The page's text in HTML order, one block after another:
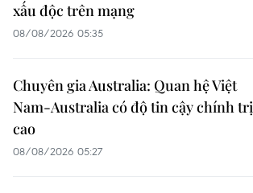
xấu độc trên mạng
08/08/2026 05:35
Chuyên gia Australia: Quan hệ Việt
Nam-Australia có độ tin cậy chính trị
cao
08/08/2026 05:27